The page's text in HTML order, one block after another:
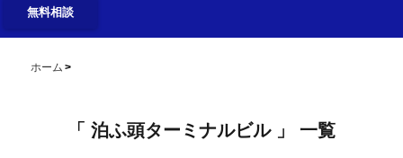
無料相談
ホーム
「 泊ふ頭ターミナルビル 」 一覧